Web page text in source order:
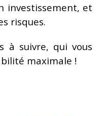
investissement, et
risques.
à suivre, qui vous
maximale !